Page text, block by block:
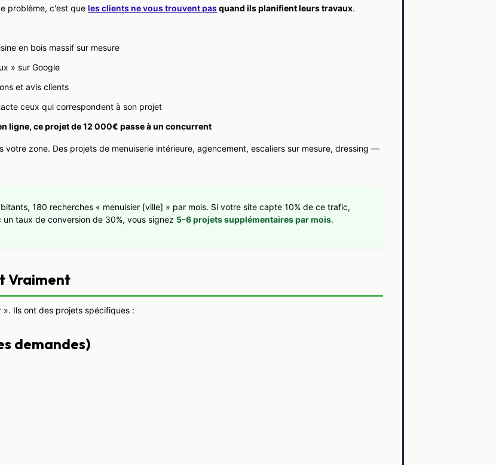
problème, c'est que les clients ne vous trouvent pas quand ils planifient leurs travaux.
en bois massif sur mesure
» sur Google
et avis clients
ceux qui correspondent à son projet
ligne, ce projet de 12 000€ passe à un concurrent
votre zone. Des projets de menuiserie intérieure, agencement, escaliers sur mesure, dressing —
180 recherches « menuisier [ville] » par mois. Si votre site capte 10% de ce trafic,
un taux de conversion de 30%, vous signez 5-6 projets supplémentaires par mois.
Vraiment
Ils ont des projets spécifiques :
demandes)